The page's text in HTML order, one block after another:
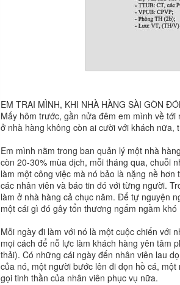
EM TRAI MÌNH, KHI NHÀ HÀNG SÀI GÒN
Mấy hôm trước, gần nửa đêm em mình về
ở nhà hàng không còn ai cười với khách
Em mình nằm trong ban quản lý một nhà
còn 20-30% mùa dịch, mỗi tháng qua, chuỗi
làm một công việc mà nó bảo là nặng nề
các nhân viên và báo tin đó với từng người.
làm ở nhà hàng cả chục năm. Để tự nguyện
một cái gì đó gây tổn thương ngấm ngầm khó
Mỗi ngày đi làm với nó là một cuộc chiến với
mọi cách để nỗ lực làm khách hàng yên tâm
thải). Có những cái ngày đến nhân viên lau
của nó, một người bước lên đi dọn hồ cá,
gọi tinh thần của nhân viên phục vụ nữa.